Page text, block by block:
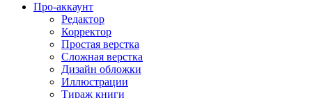
Про-аккаунт
Редактор
Корректор
Простая верстка
Сложная верстка
Дизайн обложки
Иллюстрации
Тираж книги